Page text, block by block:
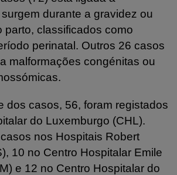
durante a gravidez ou
parto, classificados como
perinatal. Outros 26 casos
malformações congénitas ou
dos casos, 56, foram registados
do Luxemburgo (CHL).
nos Hospitais Robert
10 no Centro Hospitalar Emile
e 12 no Centro Hospitalar do